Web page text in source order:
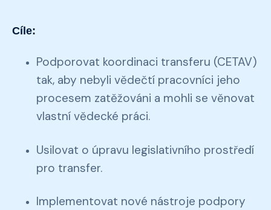
Cíle:
Podporovat koordinaci transferu (CETAV)
tak, aby nebyli vědečtí pracovníci jeho
procesem zatěžováni a mohli se věnovat
vlastní vědecké práci.
Usilovat o úpravu legislativního prostředí
pro transfer.
Implementovat nové nástroje podpory